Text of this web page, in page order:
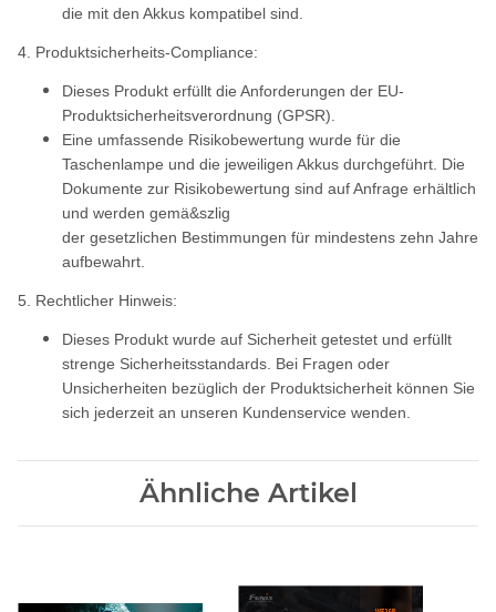
die mit den Akkus kompatibel sind.
4. Produktsicherheits-Compliance:
Dieses Produkt erfüllt die Anforderungen der EU-
Produktsicherheitsverordnung (GPSR).
Eine umfassende Risikobewertung wurde für die
Taschenlampe und die jeweiligen Akkus durchgeführt. Die
Dokumente zur Risikobewertung sind auf Anfrage erhältlich
und werden gemä&szlig
der gesetzlichen Bestimmungen für mindestens zehn Jahre
aufbewahrt.
5. Rechtlicher Hinweis:
Dieses Produkt wurde auf Sicherheit getestet und erfüllt
strenge Sicherheitsstandards. Bei Fragen oder
Unsicherheiten bezüglich der Produktsicherheit können Sie
sich jederzeit an unseren Kundenservice wenden.
Ähnliche Artikel